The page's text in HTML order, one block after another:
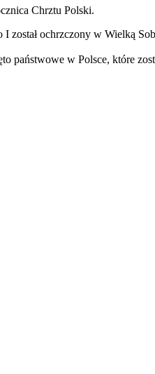
Chrztu Polski.
został ochrzczony w Wielką
państwowe w Polsce, które